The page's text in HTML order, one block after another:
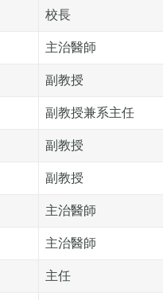
校長
主治醫師
副教授
副教授兼系主任
副教授
副教授
主治醫師
主治醫師
主任